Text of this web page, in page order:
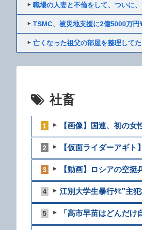
職場の人妻と不倫をして、ついに、
TSMC、被災地支援に2億5000万円
亡くなった祖父の部屋を整理して
社畜
1 【画像】国連、初の
2 【仮面ライダーアギ
3 【動画】ロシアの空
4 江別大学生暴行ﾀﾋ″主
5 「高市早苗はどんだ